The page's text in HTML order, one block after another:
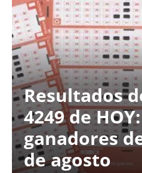
Resultados
4249 de
ganadores
de agosto